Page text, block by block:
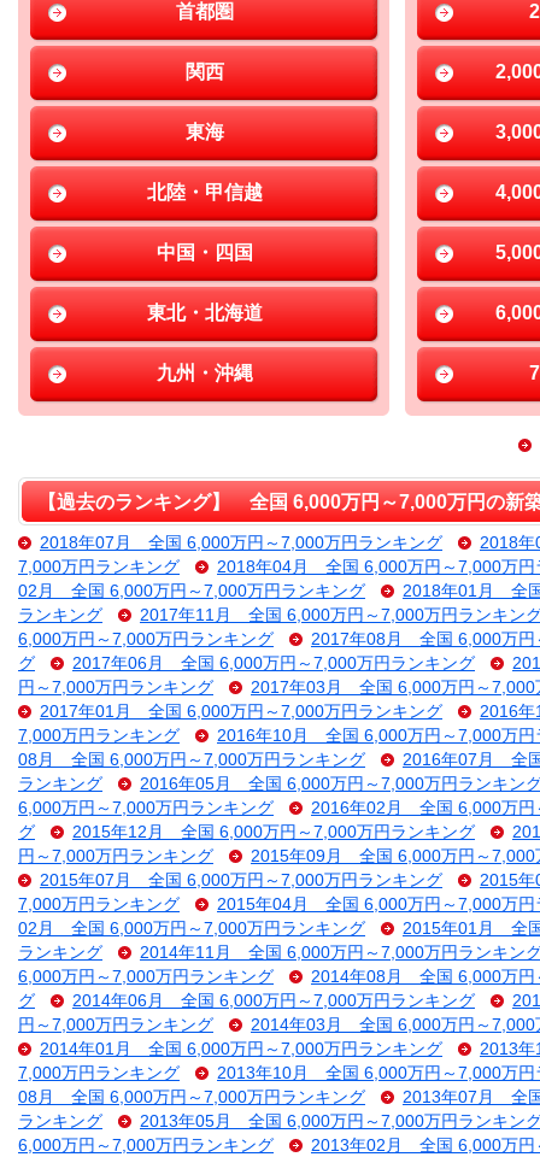
首都圏
関西
東海
北陸・甲信越
中国・四国
東北・北海道
九州・沖縄
【過去のランキング】 全国 6,000万円～7,000万円の新
2018年07月 全国 6,000万円～7,000万円ランキング
2018
7,000万円ランキング
2018年04月 全国 6,000万円～7,000万円
02月 全国 6,000万円～7,000万円ランキング
2018年01月 全
ランキング
2017年11月 全国 6,000万円～7,000万円ランキン
6,000万円～7,000万円ランキング
2017年08月 全国 6,000万円
グ
2017年06月 全国 6,000万円～7,000万円ランキング
円～7,000万円ランキング
2017年03月 全国 6,000万円～7,000
2017年01月 全国 6,000万円～7,000万円ランキング
2016
7,000万円ランキング
2016年10月 全国 6,000万円～7,000万円
08月 全国 6,000万円～7,000万円ランキング
2016年07月 全
ランキング
2016年05月 全国 6,000万円～7,000万円ランキン
6,000万円～7,000万円ランキング
2016年02月 全国 6,000万円
グ
2015年12月 全国 6,000万円～7,000万円ランキング
円～7,000万円ランキング
2015年09月 全国 6,000万円～7,000
2015年07月 全国 6,000万円～7,000万円ランキング
2015
7,000万円ランキング
2015年04月 全国 6,000万円～7,000万円
02月 全国 6,000万円～7,000万円ランキング
2015年01月 全
ランキング
2014年11月 全国 6,000万円～7,000万円ランキン
6,000万円～7,000万円ランキング
2014年08月 全国 6,000万円
グ
2014年06月 全国 6,000万円～7,000万円ランキング
円～7,000万円ランキング
2014年03月 全国 6,000万円～7,000
2014年01月 全国 6,000万円～7,000万円ランキング
2013
7,000万円ランキング
2013年10月 全国 6,000万円～7,000万円
08月 全国 6,000万円～7,000万円ランキング
2013年07月 全
ランキング
2013年05月 全国 6,000万円～7,000万円ランキン
6,000万円～7,000万円ランキング
2013年02月 全国 6,000万円